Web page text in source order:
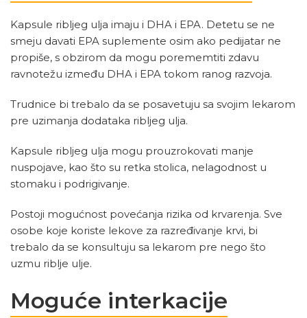
Kapsule ribljeg ulja imaju i DHA i EPA. Detetu se ne
smeju davati EPA suplemente osim ako pedijatar ne
propiše, s obzirom da mogu porememtiti zdavu
ravnotežu između DHA i EPA tokom ranog razvoja.
Trudnice bi trebalo da se posavetuju sa svojim lekarom
pre uzimanja dodataka ribljeg ulja.
Kapsule ribljeg ulja mogu prouzrokovati manje
nuspojave, kao što su retka stolica, nelagodnost u
stomaku i podrigivanje.
Postoji mogućnost povećanja rizika od krvarenja. Sve
osobe koje koriste lekove za razređivanje krvi, bi
trebalo da se konsultuju sa lekarom pre nego što
uzmu riblje ulje.
Moguće interkacije